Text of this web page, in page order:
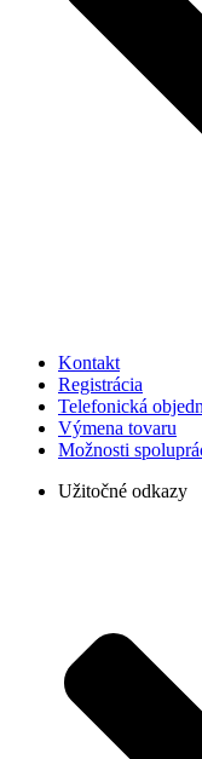
Kontakt
Registrácia
Telefonická
Výmena tovaru
Možnosti
Užitočné odkazy